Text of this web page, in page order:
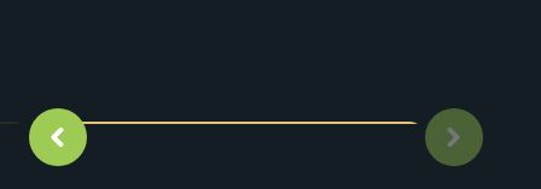
Imagen anterior